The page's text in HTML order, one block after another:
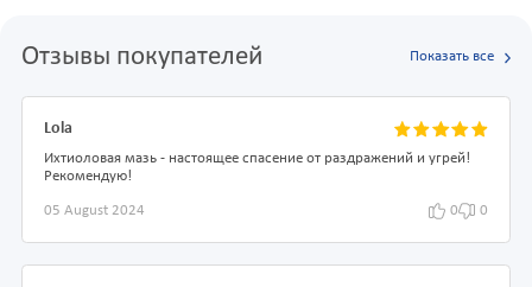
Отзывы покупателей Показать все
Lola
Ихтиоловая мазь - настоящее спасение от раздражений и угрей!
Рекомендую!
05 August 2024 0 0